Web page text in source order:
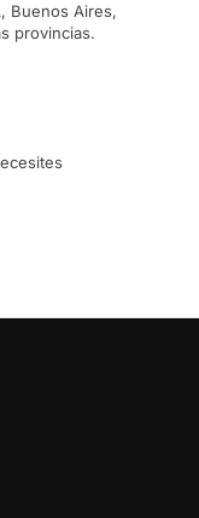
Buenos Aires,
provincias.